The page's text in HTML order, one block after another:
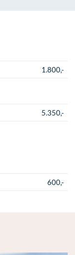
1.800,-
5.350,-
600,-